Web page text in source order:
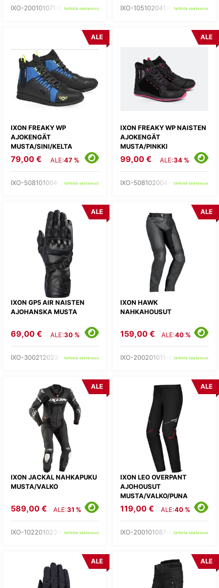
IXO-200101071-03-tarkista saatavuus IXO-105102041-03-tarkista saatavuus
IXON FREAKY WP
AJOKENGÄT
MUSTA/SINI/KELTA
ALE
79,00 € ALE:47 %
IXO-508101004-35-tarkista saatavuus
IXON FREAKY WP NAISTEN
AJOKENGÄT
MUSTA/PINKKI
ALE
99,00 € ALE:34 %
IXO-508102004-73-tarkista saatavuus
IXON GP5 AIR NAISTEN
AJOHANSKA MUSTA
ALE
69,00 € ALE:30 %
IXO-300212023-01-tarkista saatavuus
IXON HAWK
NAHKAHOUSUT
ALE
159,00 € ALE:40 %
IXO-200201011-01-tarkista saatavuus
IXON JACKAL NAHKAPUKU
MUSTA/VALKO
ALE
589,00 € ALE:31 %
IXO-102201023-01-tarkista saatavuus
IXON LEO OVERPANT
AJOHOUSUT
MUSTA/VALKO/PUNA
ALE
119,00 € ALE:40 %
IXO-200101087-81-tarkista saatavuus
ALE ALE